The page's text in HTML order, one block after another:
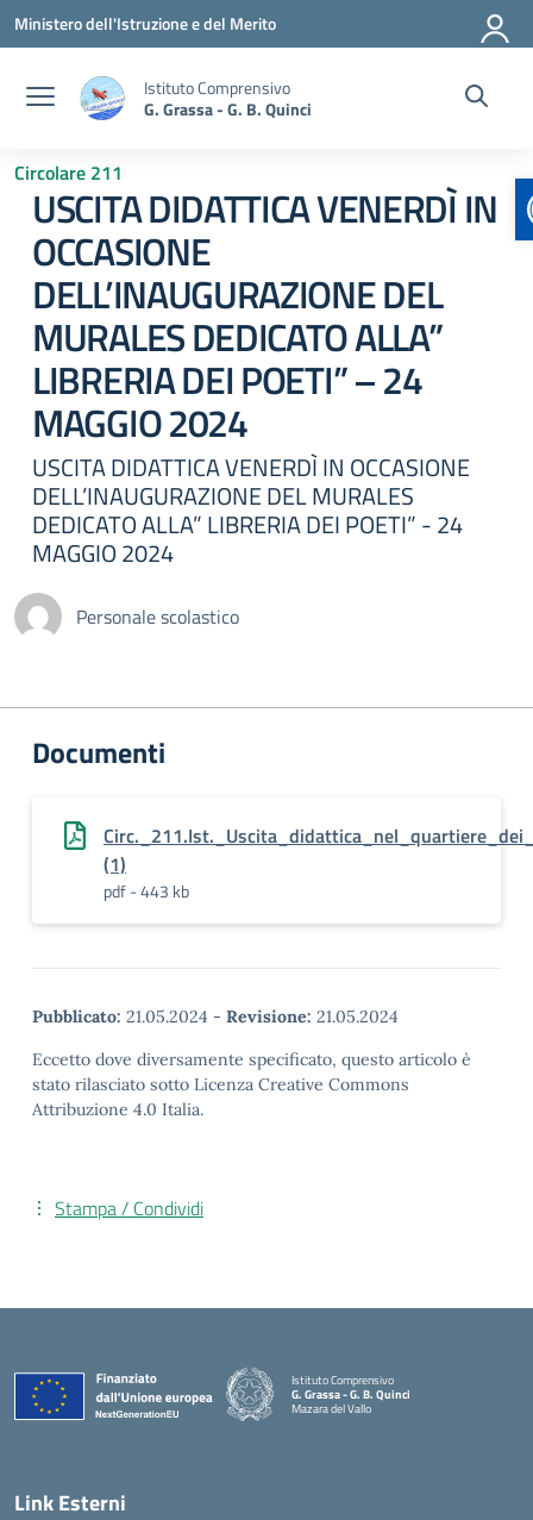
Vai ai contenuti
Vai al menu di navigazione
Vai al footer
Ministero dell'Istruzione e del Merito
Istituto Comprensivo
G. Grassa - G. B. Quinci
Circolare 211
USCITA DIDATTICA VENERDÌ IN
OCCASIONE
DELL’INAUGURAZIONE DEL
MURALES DEDICATO ALLA”
LIBRERIA DEI POETI” – 24
MAGGIO 2024
USCITA DIDATTICA VENERDÌ IN OCCASIONE
DELL’INAUGURAZIONE DEL MURALES
DEDICATO ALLA” LIBRERIA DEI POETI” - 24
MAGGIO 2024
Personale scolastico
Documenti
(1)
pdf - 443 kb
Pubblicato: 21.05.2024 - Revisione: 21.05.2024
Eccetto dove diversamente specificato, questo articolo è
stato rilasciato sotto Licenza Creative Commons
Attribuzione 4.0 Italia.
Stampa / Condividi
Istituto Comprensivo
G. Grassa - G. B. Quinci
Mazara del Vallo
Link Esterni